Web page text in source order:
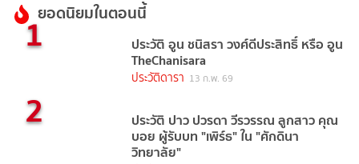
ยอดนิยมในตอนนี้
1 ประวัติ อูน ชนิสรา วงศ์ดีประสิทธิ์ หรือ อูน
TheChanisara
ประวัติดารา 13 ก.พ. 69
2 ประวัติ ปาว ปวรดา วีรวรรณ ลูกสาว คุณ
บอย ผู้รับบท "เพิร์ธ" ใน "ศักดินา
วิทยาลัย"